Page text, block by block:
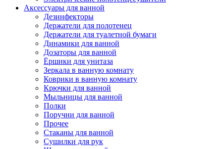
Аксессуары для ванной
Дезинфекторы
Держатели для полотенец
Держатели для туалетной бумаги
Динамики для ванной
Дозаторы для ванной
Ёршики для унитаза
Зеркала в ванную комнату
Коврики в ванную комнату
Крючки для ванной
Мыльницы для ванной
Полки
Поручни для ванной
Прочее
Стаканы для ванной
Сушилки для рук